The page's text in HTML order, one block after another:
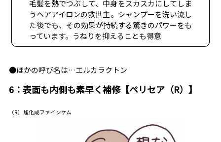
毛髪を熱でつぶして、中身をスカスカにしてしま
うヘアアイロンの救世主。シャンプーを洗い流し
た後でも、その効果が持続する驚きのパワーをも
っています。うねりを抑えることも得意
●ほかの呼び名は…エルカラクトン
6：表面も内側も素早く補修【ペリセア（R）】
（R）旭化成ファインケム